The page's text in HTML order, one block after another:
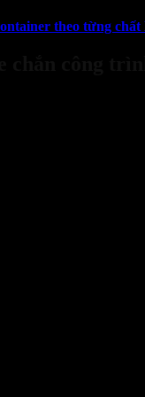
theo từng chất